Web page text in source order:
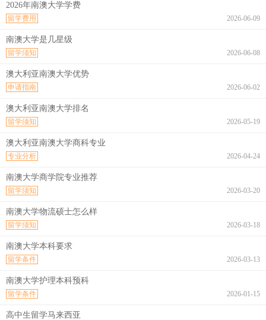
2026年南澳大学学费
2026-06-09
留学费用
南澳大学是几星级
2026-06-08
留学须知
澳大利亚南澳大学优势
2026-06-02
申请指南
澳大利亚南澳大学排名
2026-05-19
留学须知
澳大利亚南澳大学商科专业
2026-04-24
专业分析
南澳大学商学院专业推荐
2026-03-20
留学须知
南澳大学物流硕士怎么样
2026-03-18
留学须知
南澳大学本科要求
2026-03-13
留学条件
南澳大学护理本科预科
2026-01-15
留学条件
高中生留学马来西亚